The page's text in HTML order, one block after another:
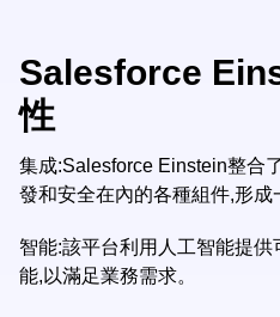
Salesforce
性
集成:Salesforce Einstein整合
發和安全在內的各種組件,形成
智能:該平台利用人工智能提
能,以滿足業務需求。